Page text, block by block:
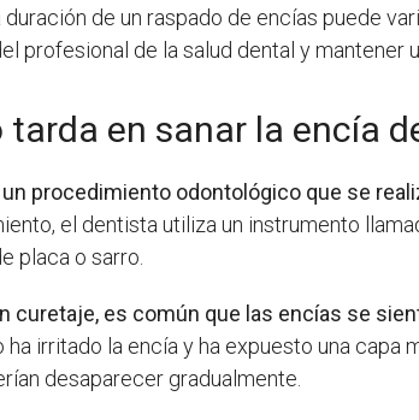
duración de un raspado de encías puede
profesional de la salud dental y mantener
tarda en sanar la encía
procedimiento odontológico que se
el dentista utiliza un instrumento
placa o sarro.
curetaje, es común que las encías se
irritado la encía y ha expuesto una capa
desaparecer gradualmente.